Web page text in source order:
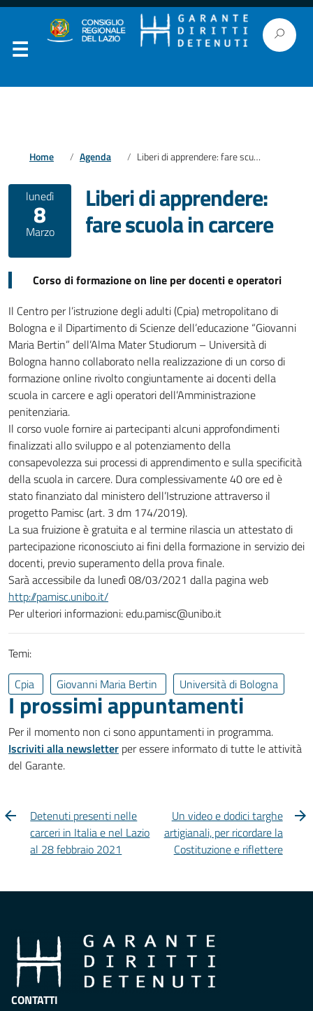
Home Agenda Liberi di apprendere: fare scuola in carcere
lunedì
8
Marzo
Liberi di apprendere:
fare scuola in carcere
Corso di formazione on line per docenti e operatori
Il Centro per l’istruzione degli adulti (Cpia) metropolitano di
Bologna e il Dipartimento di Scienze dell’educazione “Giovanni
Maria Bertin” dell’Alma Mater Studiorum – Università di
Bologna hanno collaborato nella realizzazione di un corso di
formazione online rivolto congiuntamente ai docenti della
scuola in carcere e agli operatori dell’Amministrazione
penitenziaria.
Il corso vuole fornire ai partecipanti alcuni approfondimenti
finalizzati allo sviluppo e al potenziamento della
consapevolezza sui processi di apprendimento e sulla specificità
della scuola in carcere. Dura complessivamente 40 ore ed è
stato finanziato dal ministero dell’Istruzione attraverso il
progetto Pamisc (art. 3 dm 174/2019).
La sua fruizione è gratuita e al termine rilascia un attestato di
partecipazione riconosciuto ai fini della formazione in servizio dei
docenti, previo superamento della prova finale.
Sarà accessibile da lunedì 08/03/2021 dalla pagina web
http://pamisc.unibo.it/
Per ulteriori informazioni: edu.pamisc@unibo.it
Temi:
Cpia
Giovanni Maria Bertin Università di Bologna
I prossimi appuntamenti
Per il momento non ci sono appuntamenti in programma.
Iscriviti alla newsletter per essere informato di tutte le attività
del Garante.
Detenuti presenti nelle
carceri in Italia e nel Lazio
al 28 febbraio 2021
Un video e dodici targhe
artigianali, per ricordare la
Costituzione e riflettere
CONTATTI